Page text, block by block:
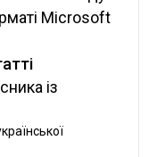
Microsoft
із